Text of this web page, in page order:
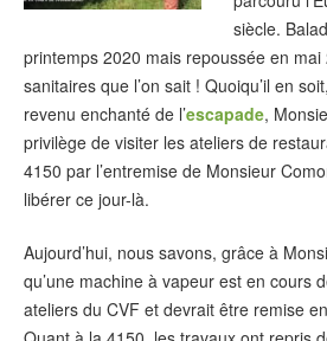
siècle.
printemps 2020 mais repoussée en
sanitaires que l’on sait ! Quoiqu’il en
revenu enchanté de l’escapade,
privilège de visiter les ateliers de
4150 par l’entremise de Monsieur
libérer ce jour-là.
Aujourd’hui, nous savons, grâce à
qu’une machine à vapeur est en cours
ateliers du CVF et devrait être remise